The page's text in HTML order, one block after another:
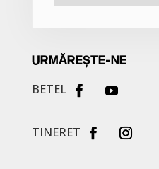
URMĂREȘTE-NE
BETEL
TINERET